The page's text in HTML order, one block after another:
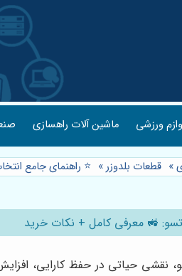
ورزشی ماشین آلات راهسازی
» قطعات بلدوزر» ⭐️ راهنمای جامع
🚜 معرفی کامل + نکات خرید
نقشی حیاتی در حفظ کارایی،